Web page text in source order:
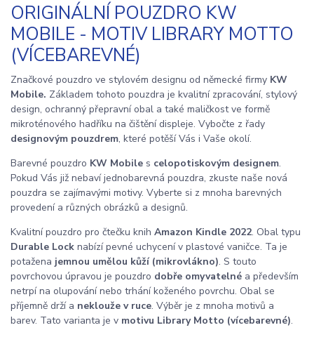
ORIGINÁLNÍ POUZDRO KW
MOBILE - MOTIV LIBRARY MOTTO
(VÍCEBAREVNÉ)
Značkové pouzdro ve stylovém designu od německé firmy KW
Mobile. Základem tohoto pouzdra je kvalitní zpracování, stylový
design, ochranný přepravní obal a také maličkost ve formě
mikroténového hadříku na čištění displeje. Vybočte z řady
designovým pouzdrem, které potěší Vás i Vaše okolí.
Barevné pouzdro KW Mobile s celopotiskovým designem.
Pokud Vás již nebaví jednobarevná pouzdra, zkuste naše nová
pouzdra se zajímavými motivy. Vyberte si z mnoha barevných
provedení a různých obrázků a designů.
Kvalitní pouzdro pro čtečku knih Amazon Kindle 2022. Obal typu
Durable Lock nabízí pevné uchycení v plastové vaničce. Ta je
potažena jemnou umělou kůží (mikrovlákno). S touto
povrchovou úpravou je pouzdro dobře omyvatelné a především
netrpí na olupování nebo trhání koženého povrchu. Obal se
příjemně drží a neklouže v ruce. Výběr je z mnoha motivů a
barev. Tato varianta je v motivu Library Motto (vícebarevné).